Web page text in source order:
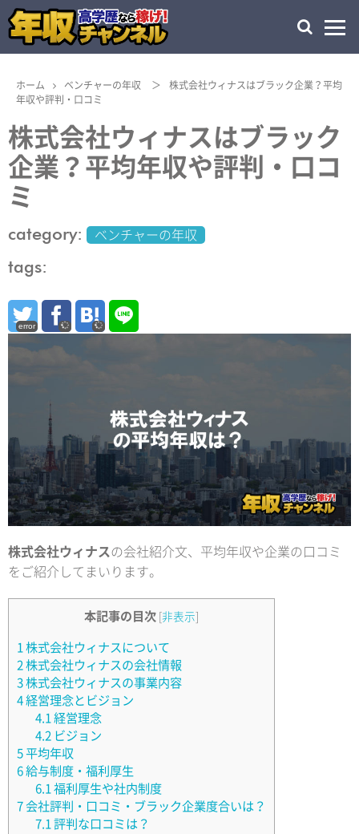
ホーム ベンチャーの年収 ＞
株式会社ウィナスはブラック企業？平均
年収や評判・口コミ
株式会社ウィナスはブラック
企業？平均年収や評判・口コ
ミ
category: ベンチャーの年収
tags:
error
株式会社ウィナスの会社紹介文、平均年収や企業の口コミ
をご紹介してまいります。
本記事の目次 非表示
1 株式会社ウィナスについて
2 株式会社ウィナスの会社情報
3 株式会社ウィナスの事業内容
4 経営理念とビジョン
4.1 経営理念
4.2 ビジョン
5 平均年収
6 給与制度・福利厚生
6.1 福利厚生や社内制度
7 会社評判・口コミ・ブラック企業度合いは？
7.1 評判な口コミは？